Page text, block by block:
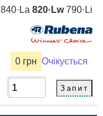
840·La820·Lw790·Li
0 грн Очікується